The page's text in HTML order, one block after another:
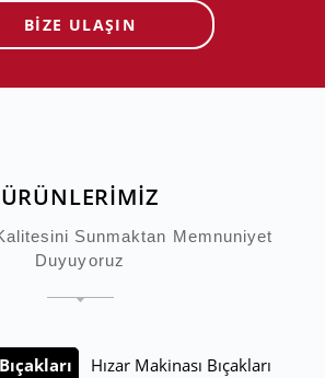
BİZE ULAŞIN
ÜRÜNLERİMİZ
Sunmaktan Memnuniyet
Duyuyoruz
Hızar Makinası Bıçakları